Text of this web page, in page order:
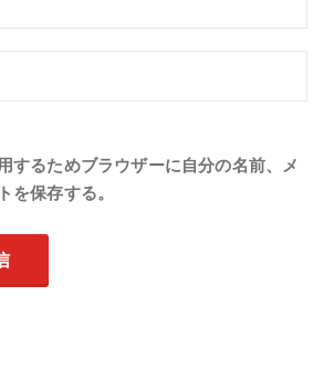
するためブラウザーに自分の名前、メ
を保存する。